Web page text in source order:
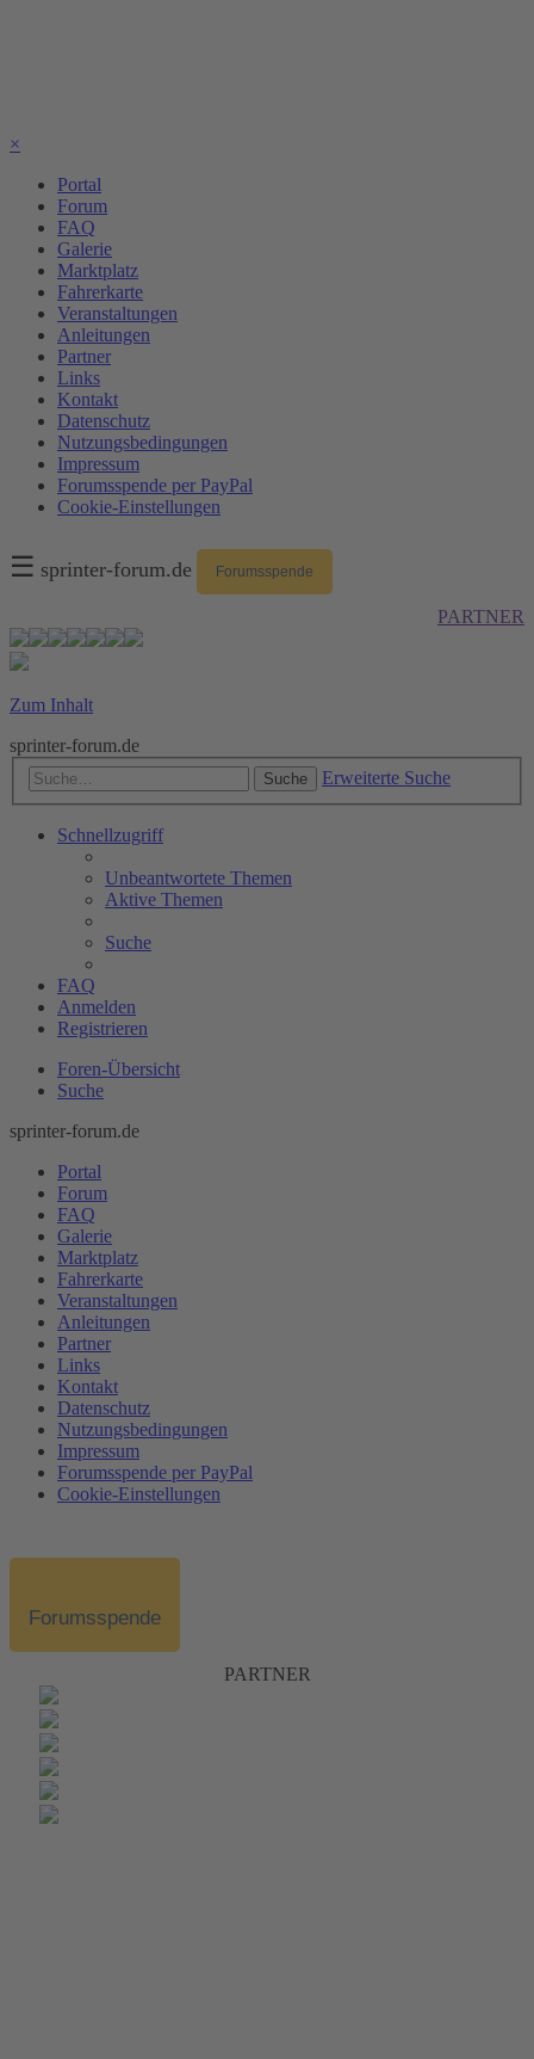
×
Portal
Forum
FAQ
Galerie
Marktplatz
Fahrerkarte
Veranstaltungen
Anleitungen
Partner
Links
Kontakt
Datenschutz
Nutzungsbedingungen
Impressum
Forumsspende per PayPal
Cookie-Einstellungen
☰ sprinter-forum.de Forumsspende
PARTNER
Zum Inhalt
sprinter-forum.de
Suche Erweiterte Suche
Schnellzugriff
Unbeantwortete Themen
Aktive Themen
Suche
FAQ
Anmelden
Registrieren
Foren-Übersicht
Suche
sprinter-forum.de
Portal
Forum
FAQ
Galerie
Marktplatz
Fahrerkarte
Veranstaltungen
Anleitungen
Partner
Links
Kontakt
Datenschutz
Nutzungsbedingungen
Impressum
Forumsspende per PayPal
Cookie-Einstellungen
Forumsspende
PARTNER